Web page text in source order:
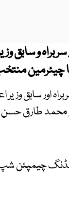
و سابق
اور سابق وزیر
طارق حسن
چیمپئن شپ